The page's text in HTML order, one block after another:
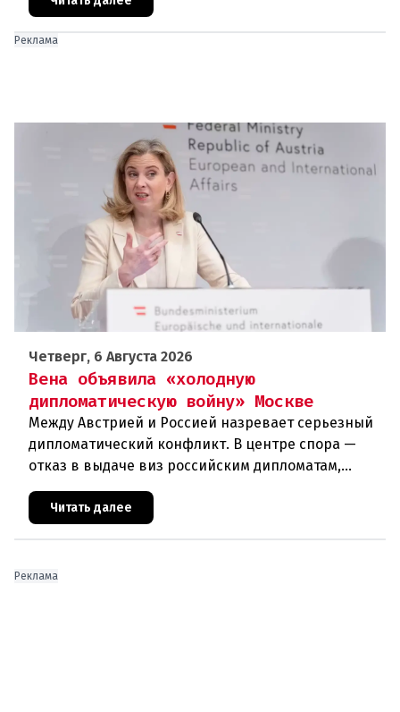
Реклама
Четверг, 6 Августа 2026
Вена объявила «холодную
дипломатическую войну» Москве
Между Австрией и Россией назревает серьезный
дипломатический конфликт. В центре спора —
отказ в выдаче виз российским дипломатам,
сотрудникам посольства и работникам
международных организаций, которые
Читать далее
Реклама